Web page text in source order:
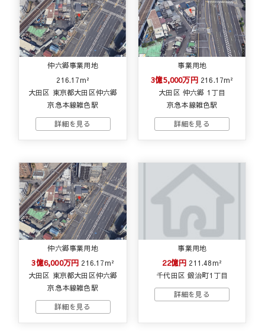
仲六郷事業用地
216.17m²
大田区 東京都大田区仲六郷
京急本線雑色駅
事業用地
3億5,000万円 216.17m²
大田区 仲六郷 1丁目
京急本線雑色駅
仲六郷事業用地
3億6,000万円 216.17m²
大田区 東京都大田区仲六郷
京急本線雑色駅
事業用地
22億円 211.48m²
千代田区 鍛治町1丁目